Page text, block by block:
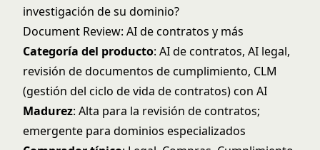
investigación de su dominio?
Document Review: AI de contratos y más
Categoría del producto: AI de contratos, AI legal,
revisión de documentos de cumplimiento, CLM
(gestión del ciclo de vida de contratos) con AI
Madurez: Alta para la revisión de contratos;
emergente para dominios especializados